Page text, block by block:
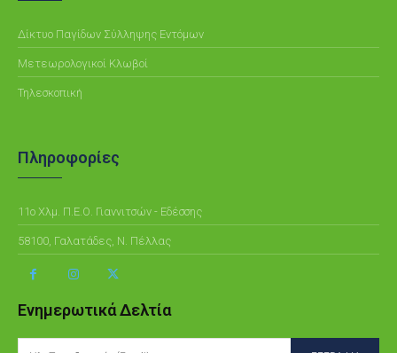
Δίκτυο Παγίδων Σύλληψης Εντόμων
Μετεωρολογικοί Κλωβοί
Τηλεσκοπική
Πληροφορίες
11ο Χλμ. Π.Ε.Ο. Γιαννιτσών - Εδέσσης
58100, Γαλατάδες, Ν. Πέλλας
Ενημερωτικά Δελτία